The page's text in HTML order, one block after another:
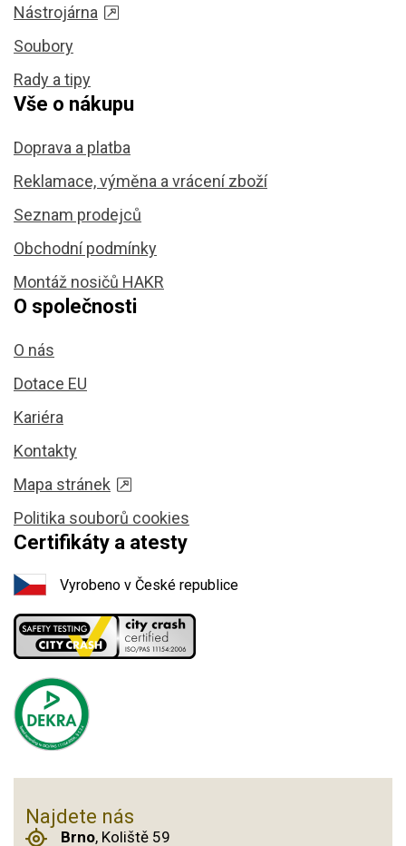
Nástrojárna
Soubory
Rady a tipy
Vše o nákupu
Doprava a platba
Reklamace, výměna a vrácení zboží
Seznam prodejců
Obchodní podmínky
Montáž nosičů HAKR
O společnosti
O nás
Dotace EU
Kariéra
Kontakty
Mapa stránek
Politika souborů cookies
Certifikáty a atesty
Vyrobeno v České republice
Najdete nás
Brno, Koliště 59